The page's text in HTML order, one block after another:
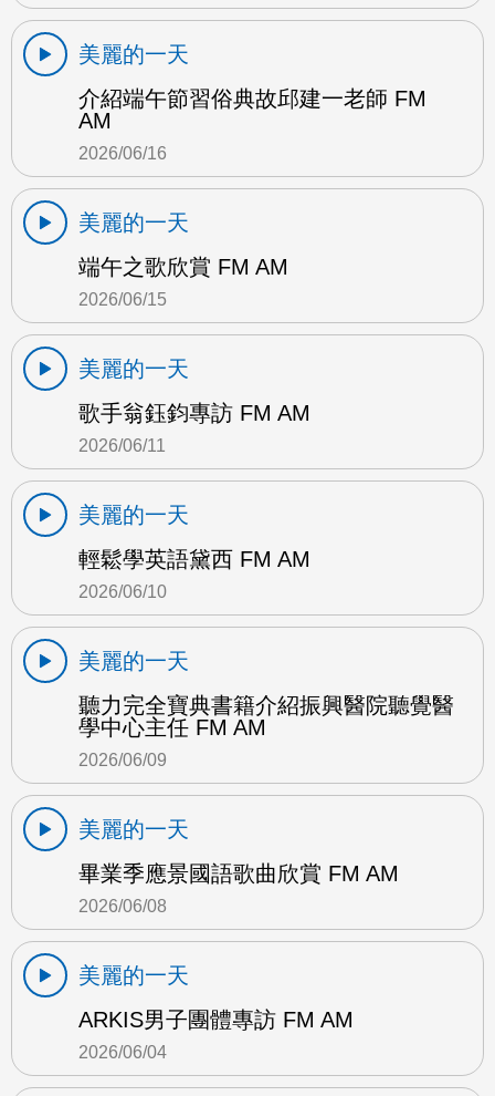
美麗的一天
介紹端午節習俗典故邱建一老師 FM
AM
2026/06/16
美麗的一天
端午之歌欣賞 FM AM
2026/06/15
美麗的一天
歌手翁鈺鈞專訪 FM AM
2026/06/11
美麗的一天
輕鬆學英語黛西 FM AM
2026/06/10
美麗的一天
聽力完全寶典書籍介紹振興醫院聽覺醫
學中心主任 FM AM
2026/06/09
美麗的一天
畢業季應景國語歌曲欣賞 FM AM
2026/06/08
美麗的一天
ARKIS男子團體專訪 FM AM
2026/06/04